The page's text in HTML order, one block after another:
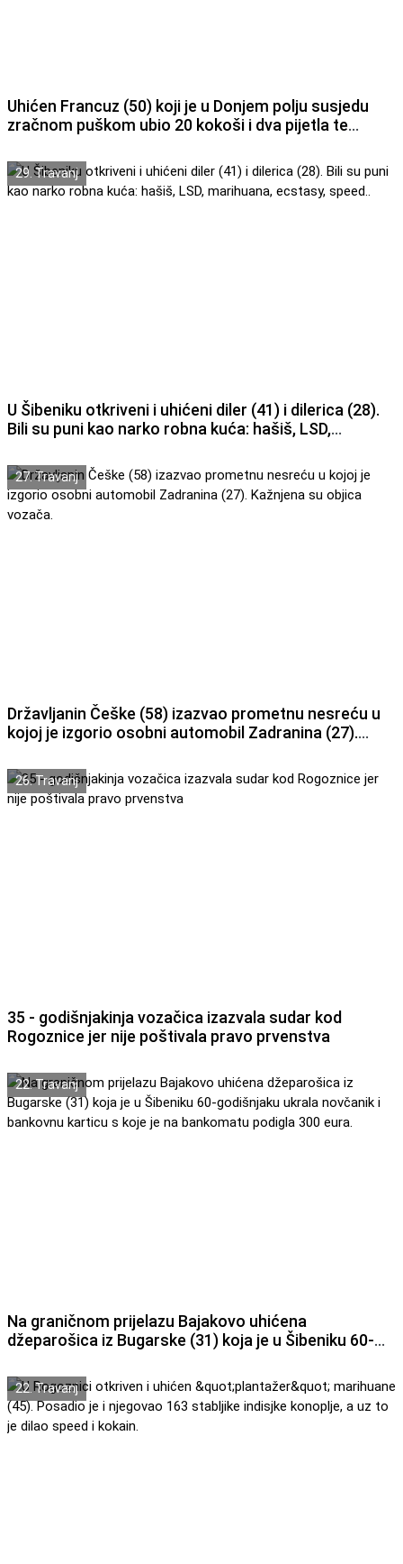
Uhićen Francuz (50) koji je u Donjem polju susjedu
zračnom puškom ubio 20 kokoši i dva pijetla te
29. Travanj
U Šibeniku otkriveni i uhićeni diler (41) i dilerica (28).
Bili su puni kao narko robna kuća: hašiš, LSD,
27. Travanj
Državljanin Češke (58) izazvao prometnu nesreću u
kojoj je izgorio osobni automobil Zadranina (27).
26. Travanj
35 - godišnjakinja vozačica izazvala sudar kod
Rogoznice jer nije poštivala pravo prvenstva
22. Travanj
Na graničnom prijelazu Bajakovo uhićena
džeparošica iz Bugarske (31) koja je u Šibeniku 60-
je na bankomatu podigla 300 eura.
22. Travanj